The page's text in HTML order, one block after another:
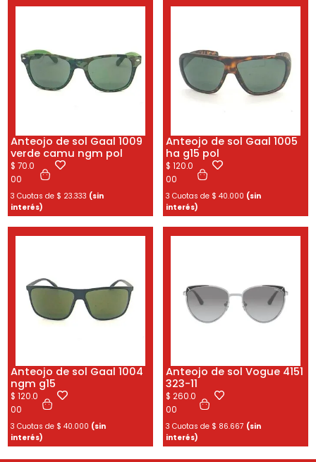
Anteojo de sol Gaal 1009
verde camu ngm pol
$ 70.0
00
3 Cuotas de $ 23.333 (sin
interés)
Anteojo de sol Gaal 1005
ha g15 pol
$ 120.0
00
3 Cuotas de $ 40.000 (sin
interés)
Anteojo de sol Gaal 1004
ngm g15
$ 120.0
00
3 Cuotas de $ 40.000 (sin
interés)
Anteojo de sol Vogue 4151
323-11
$ 260.0
00
3 Cuotas de $ 86.667 (sin
interés)